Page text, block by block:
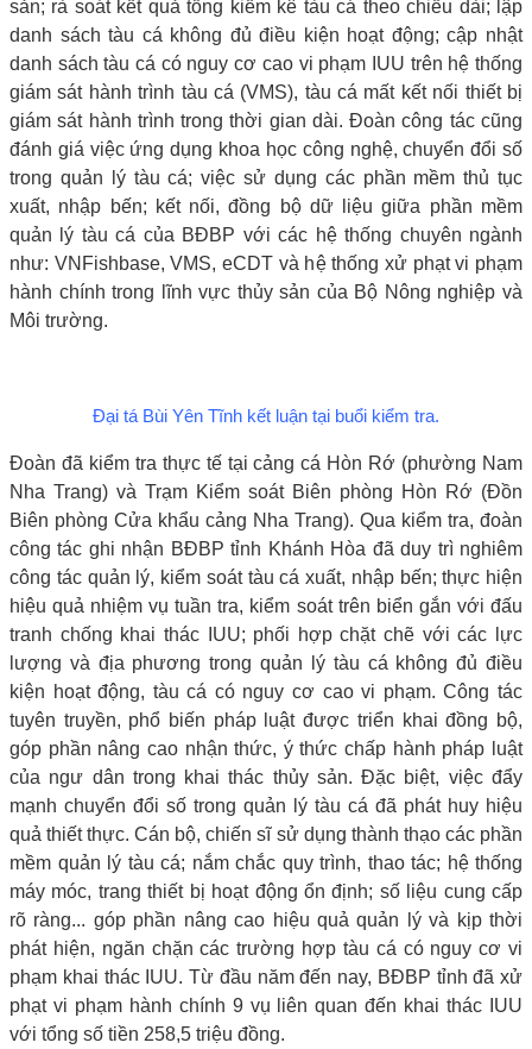
sản; rà soát kết quả tổng kiểm kê tàu cá theo chiều dài; lập
danh sách tàu cá không đủ điều kiện hoạt động; cập nhật
danh sách tàu cá có nguy cơ cao vi phạm IUU trên hệ thống
giám sát hành trình tàu cá (VMS), tàu cá mất kết nối thiết bị
giám sát hành trình trong thời gian dài. Đoàn công tác cũng
đánh giá việc ứng dụng khoa học công nghệ, chuyển đổi số
trong quản lý tàu cá; việc sử dụng các phần mềm thủ tục
xuất, nhập bến; kết nối, đồng bộ dữ liệu giữa phần mềm
quản lý tàu cá của BĐBP với các hệ thống chuyên ngành
như: VNFishbase, VMS, eCDT và hệ thống xử phạt vi phạm
hành chính trong lĩnh vực thủy sản của Bộ Nông nghiệp và
Môi trường.
Đại tá Bùi Yên Tĩnh kết luận tại buổi kiểm tra.
Đoàn đã kiểm tra thực tế tại cảng cá Hòn Rớ (phường Nam
Nha Trang) và Trạm Kiểm soát Biên phòng Hòn Rớ (Đồn
Biên phòng Cửa khẩu cảng Nha Trang). Qua kiểm tra, đoàn
công tác ghi nhận BĐBP tỉnh Khánh Hòa đã duy trì nghiêm
công tác quản lý, kiểm soát tàu cá xuất, nhập bến; thực hiện
hiệu quả nhiệm vụ tuần tra, kiểm soát trên biển gắn với đấu
tranh chống khai thác IUU; phối hợp chặt chẽ với các lực
lượng và địa phương trong quản lý tàu cá không đủ điều
kiện hoạt động, tàu cá có nguy cơ cao vi phạm. Công tác
tuyên truyền, phổ biến pháp luật được triển khai đồng bộ,
góp phần nâng cao nhận thức, ý thức chấp hành pháp luật
của ngư dân trong khai thác thủy sản. Đặc biệt, việc đẩy
mạnh chuyển đổi số trong quản lý tàu cá đã phát huy hiệu
quả thiết thực. Cán bộ, chiến sĩ sử dụng thành thạo các phần
mềm quản lý tàu cá; nắm chắc quy trình, thao tác; hệ thống
máy móc, trang thiết bị hoạt động ổn định; số liệu cung cấp
rõ ràng... góp phần nâng cao hiệu quả quản lý và kịp thời
phát hiện, ngăn chặn các trường hợp tàu cá có nguy cơ vi
phạm khai thác IUU. Từ đầu năm đến nay, BĐBP tỉnh đã xử
phạt vi phạm hành chính 9 vụ liên quan đến khai thác IUU
với tổng số tiền 258,5 triệu đồng.